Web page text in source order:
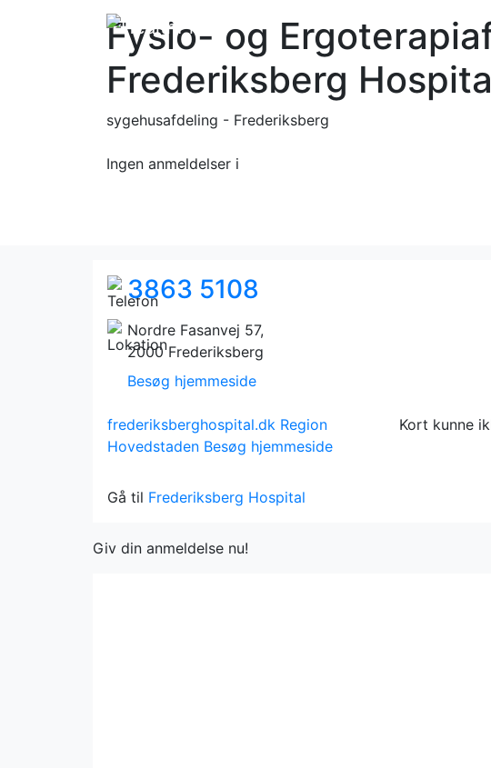
Fysio- og
Frederiksberg
sygehusafdeling - Frederiksberg
Ingen anmeldelser i
3863 5108
Nordre Fasanvej 57,
2000 Frederiksberg
Besøg hjemmeside
frederiksberghospital.dk Region
Hovedstaden Besøg hjemmeside
Kort kunne
Gå til Frederiksberg Hospital
Giv din anmeldelse nu!